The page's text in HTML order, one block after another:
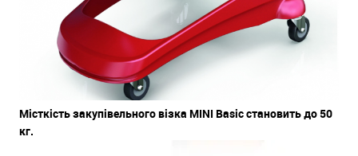
Місткість закупівельного візка MINI Basic становить до 50
кг.